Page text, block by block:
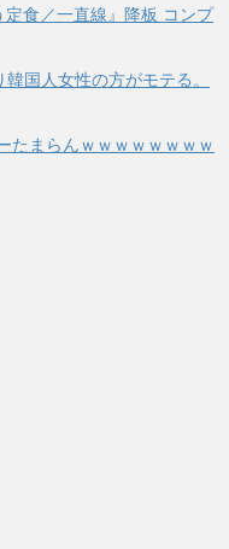
食／一直線』降板 コンプ
国人女性の方がモテる。
たまらんｗｗｗｗｗｗｗｗ